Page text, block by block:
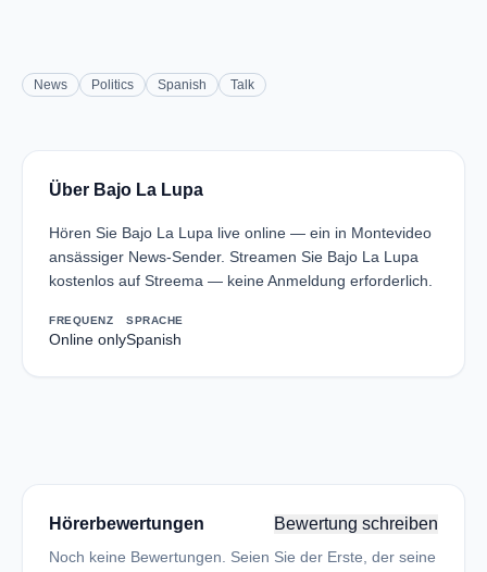
News Politics Spanish Talk
Über Bajo La Lupa
Hören Sie Bajo La Lupa live online — ein in Montevideo
ansässiger News-Sender. Streamen Sie Bajo La Lupa
kostenlos auf Streema — keine Anmeldung erforderlich.
FREQUENZ
Online only
SPRACHE
Spanish
Hörerbewertungen Bewertung schreiben
Noch keine Bewertungen. Seien Sie der Erste, der seine